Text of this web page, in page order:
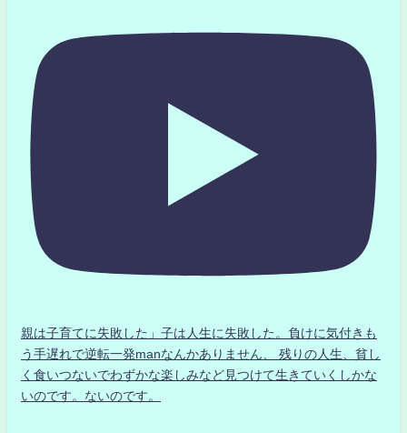
親は子育てに失敗した」子は人生に失敗した。負けに気付きも
う手遅れで逆転一発manなんかありません、 残りの人生、貧し
く食いつないでわずかな楽しみなど見つけて生きていくしかな
いのです。ないのです。